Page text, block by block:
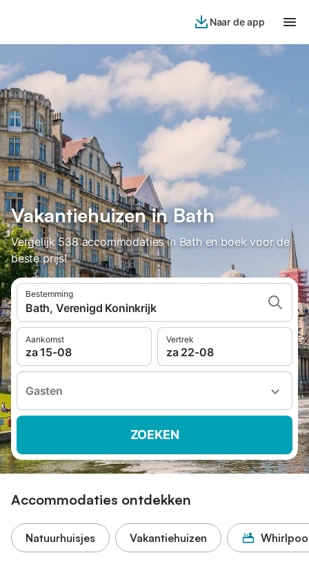
Naar de app
Vakantiehuizen in Bath
Vergelijk 538 accommodaties in Bath en boek voor de
beste prijs!
Bestemming
Bath, Verenigd Koninkrijk
Aankomst
za 15-08
Vertrek
za 22-08
Gasten
ZOEKEN
Accommodaties ontdekken
Natuurhuisjes Vakantiehuizen